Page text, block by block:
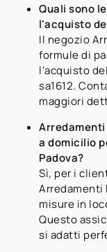
Quali sono
l'acquisto
Il negozio
formule di
l'acquisto
sa1612.
maggiori
a domicilio
Padova?
Sì, per i
misure in
Questo
si adatti